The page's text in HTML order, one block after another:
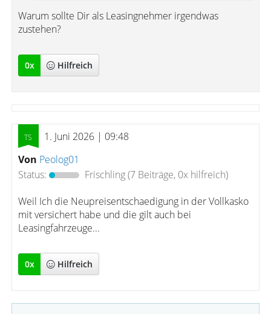
Warum sollte Dir als Leasingnehmer irgendwas
zustehen?
0x Hilfreich
1. Juni 2026 | 09:48
Von Peolog01
Status:
Frischling(7 Beiträge, 0x hilfreich)
Weil Ich die Neupreisentschaedigung in der Vollkasko
mit versichert habe und die gilt auch bei
Leasingfahrzeuge...
0x Hilfreich